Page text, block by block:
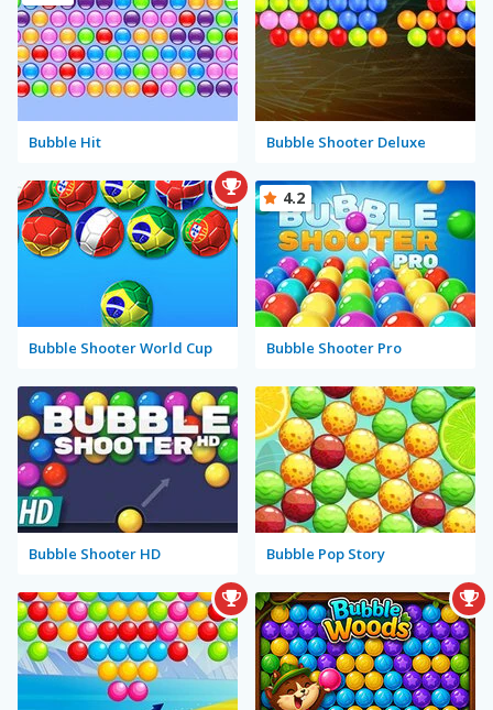
Bubble Hit Bubble Shooter Deluxe
Bubble Shooter World Cup Bubble Shooter Pro
4.2
Bubble Shooter HD Bubble Pop Story